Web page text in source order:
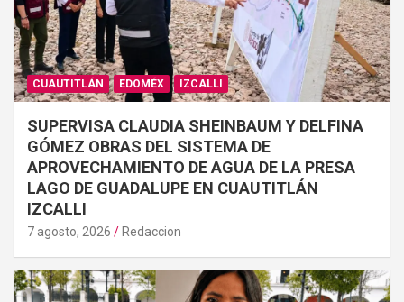
CUAUTITLÁN EDOMÉX IZCALLI
SUPERVISA CLAUDIA SHEINBAUM Y DELFINA
GÓMEZ OBRAS DEL SISTEMA DE
APROVECHAMIENTO DE AGUA DE LA PRESA
LAGO DE GUADALUPE EN CUAUTITLÁN
IZCALLI
7 agosto, 2026 Redaccion